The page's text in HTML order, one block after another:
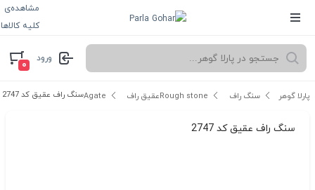
مشاهده‌ی
کلیه کالاها
ورود
۰
پارلا گوهر سنگ راف Rough stone عقیق راف Agate سنگ راف عقیق کد 2747
سنگ راف عقیق کد 2747